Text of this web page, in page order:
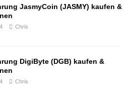
JasmyCoin (JASMY) kaufen &
Chris
DigiByte (DGB) kaufen &
Chris